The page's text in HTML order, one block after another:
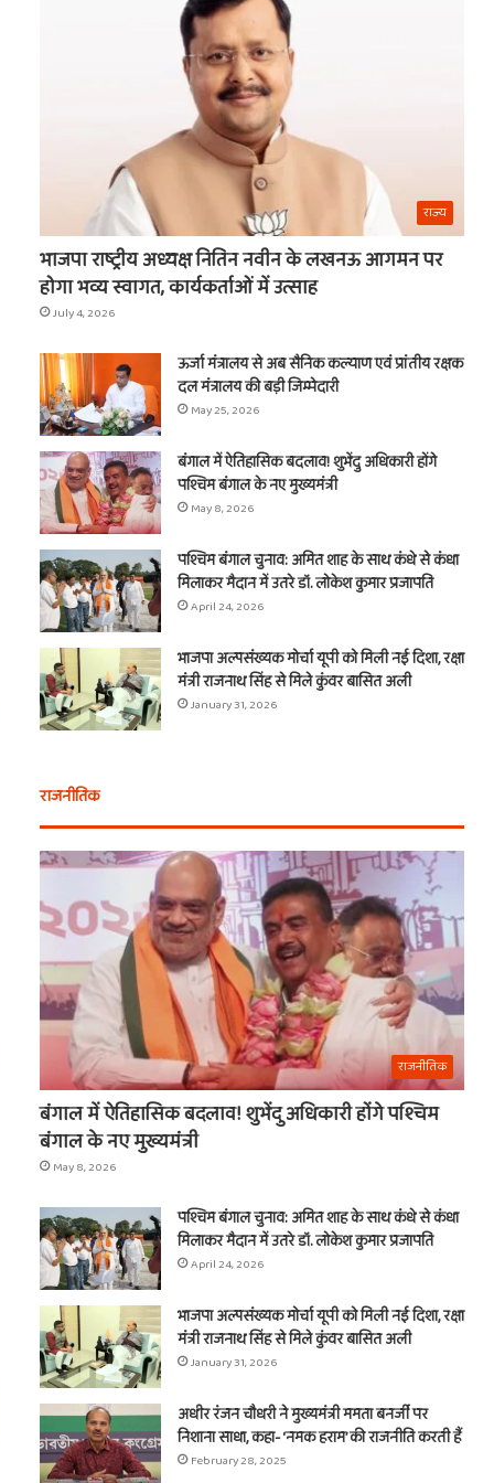
राज्य
भाजपा राष्ट्रीय अध्यक्ष नितिन नवीन के लखनऊ आगमन पर
होगा भव्य स्वागत, कार्यकर्ताओं में उत्साह
July 4, 2026
ऊर्जा मंत्रालय से अब सैनिक कल्याण एवं प्रांतीय रक्षक
दल मंत्रालय की बड़ी जिम्मेदारी
May 25, 2026
बंगाल में ऐतिहासिक बदलाव! शुभेंदु अधिकारी होंगे
पश्चिम बंगाल के नए मुख्यमंत्री
May 8, 2026
पश्चिम बंगाल चुनाव: अमित शाह के साथ कंधे से कंधा
मिलाकर मैदान में उतरे डॉ. लोकेश कुमार प्रजापति
April 24, 2026
भाजपा अल्पसंख्यक मोर्चा यूपी को मिली नई दिशा, रक्षा
मंत्री राजनाथ सिंह से मिले कुंवर बासित अली
January 31, 2026
राजनीतिक
राजनीतिक
बंगाल में ऐतिहासिक बदलाव! शुभेंदु अधिकारी होंगे पश्चिम
बंगाल के नए मुख्यमंत्री
May 8, 2026
पश्चिम बंगाल चुनाव: अमित शाह के साथ कंधे से कंधा
मिलाकर मैदान में उतरे डॉ. लोकेश कुमार प्रजापति
April 24, 2026
भाजपा अल्पसंख्यक मोर्चा यूपी को मिली नई दिशा, रक्षा
मंत्री राजनाथ सिंह से मिले कुंवर बासित अली
January 31, 2026
अधीर रंजन चौधरी ने मुख्यमंत्री ममता बनर्जी पर
निशाना साधा, कहा- ‘नमक हराम’ की राजनीति करती हैं
February 28, 2025